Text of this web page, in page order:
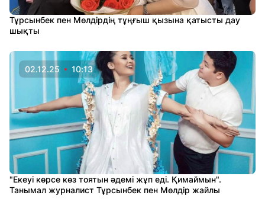
Тұрсынбек пен Мөлдірдің тұңғыш қызына қатысты дау
шықты
02.12.25 10:13
"Екеуі көрсе көз тоятын әдемі жұп еді. Қимаймын".
Танымал журналист Тұрсынбек пен Мөлдір жайлы